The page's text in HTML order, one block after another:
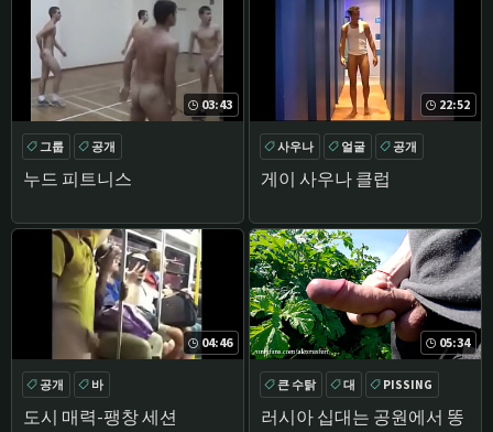
03:43
누드 피트니스
그룹 공개
22:52
게이 사우나 클럽
사우나 얼굴
공개
EURO
04:46
도시 매력-팽창 세션
공개 바
05:34
러시아 십대는 공원에서 똥
큰 수탉 대
PISSING
아마추어